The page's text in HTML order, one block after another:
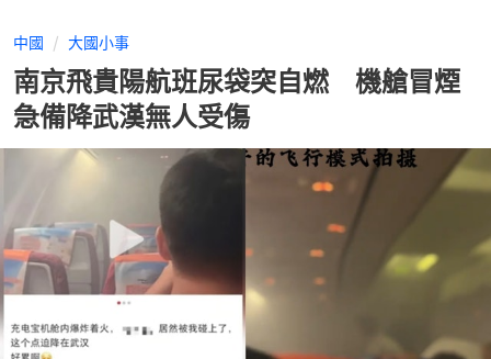
中國 大國小事
南京飛貴陽航班尿袋突自燃 機艙冒煙
急備降武漢無人受傷